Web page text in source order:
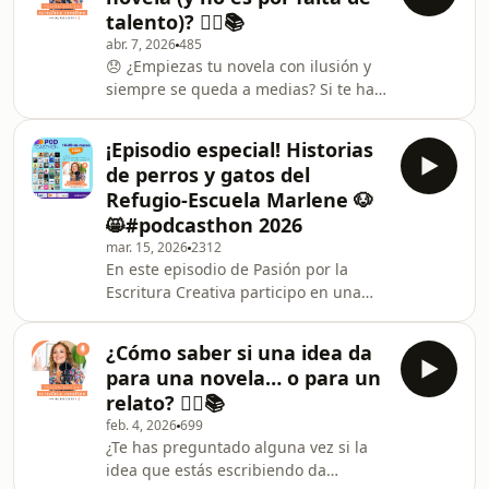
dicho de otra forma: 🧭 Mapa o
brújula Porque cuando te apoyas solo
en la intuición, puedes perderte. Y
cuando te apoyas solo en la
estructura, puedes desconectarte de
tu propia vo
talento)? ✍🏻📚
abr. 7, 2026485
😞 ¿Empiezas tu novela con ilusión y
siempre se queda a medias? Si te has
para ti. Porque no, no es por falta de
talento. 🎙 En este episodio de "Pasión
por la escritura creativa" te explico
qué hay realmente detrás de ese
bloqueo que te impide avanzar y,
sobre todo, terminar. 💬 Hablamos de
algo que casi nadie nombra: ✨ El cicl
¡Episodio especial! Historias
de perros y gatos del
Refugio-Escuela Marlene 🐶
😸#podcasthon 2026
mar. 15, 20262312
En este episodio de Pasión por la
Escritura Creativa participo en una
creadores de podcasts para dar
visibilidad a distintas causas sociales.
Para este episodio he querido hablar
de algo que para mí es tan
importante como la escritura: los
animales. Por eso está dedicado al
¿Cómo saber si una idea da
para una novela… o para un
relato? ✍🏻📚
feb. 4, 2026699
¿Te has preguntado alguna vez si la
idea que estás escribiendo da